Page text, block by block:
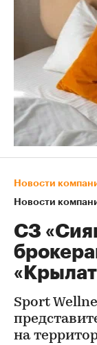
Новости
Новости
СЗ
Sport
на